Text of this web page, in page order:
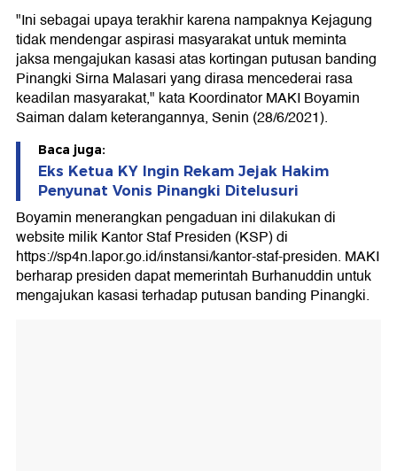
"Ini sebagai upaya terakhir karena nampaknya Kejagung
tidak mendengar aspirasi masyarakat untuk meminta
jaksa mengajukan kasasi atas kortingan putusan banding
Pinangki Sirna Malasari yang dirasa mencederai rasa
keadilan masyarakat," kata Koordinator MAKI Boyamin
Saiman dalam keterangannya, Senin (28/6/2021).
Baca juga:
Eks Ketua KY Ingin Rekam Jejak Hakim
Penyunat Vonis Pinangki Ditelusuri
Boyamin menerangkan pengaduan ini dilakukan di
website milik Kantor Staf Presiden (KSP) di
https://sp4n.lapor.go.id/instansi/kantor-staf-presiden. MAKI
berharap presiden dapat memerintah Burhanuddin untuk
mengajukan kasasi terhadap putusan banding Pinangki.